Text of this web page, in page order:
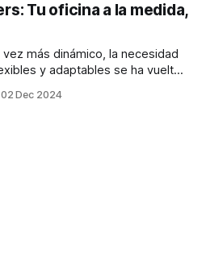
Tu oficina a la medida,
vez más dinámico, la necesidad
y adaptables se ha vuelto
como son: Monterrey,
02 Dec 2024